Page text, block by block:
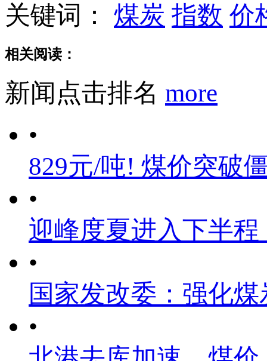
关键词： 煤炭 指数 价
相关阅读：
新闻点击排名 more
•
829元/吨! 煤价突破
•
迎峰度夏进入下半
•
国家发改委：强化
•